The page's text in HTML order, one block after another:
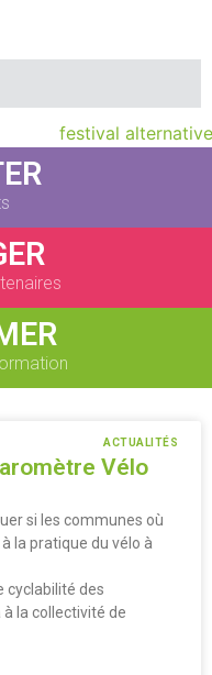
ACTUALITÉS
Vélo
si les communes où
la pratique du vélo à
cyclabilité des
la collectivité de